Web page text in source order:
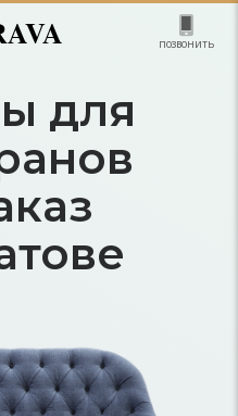
позвонить
для